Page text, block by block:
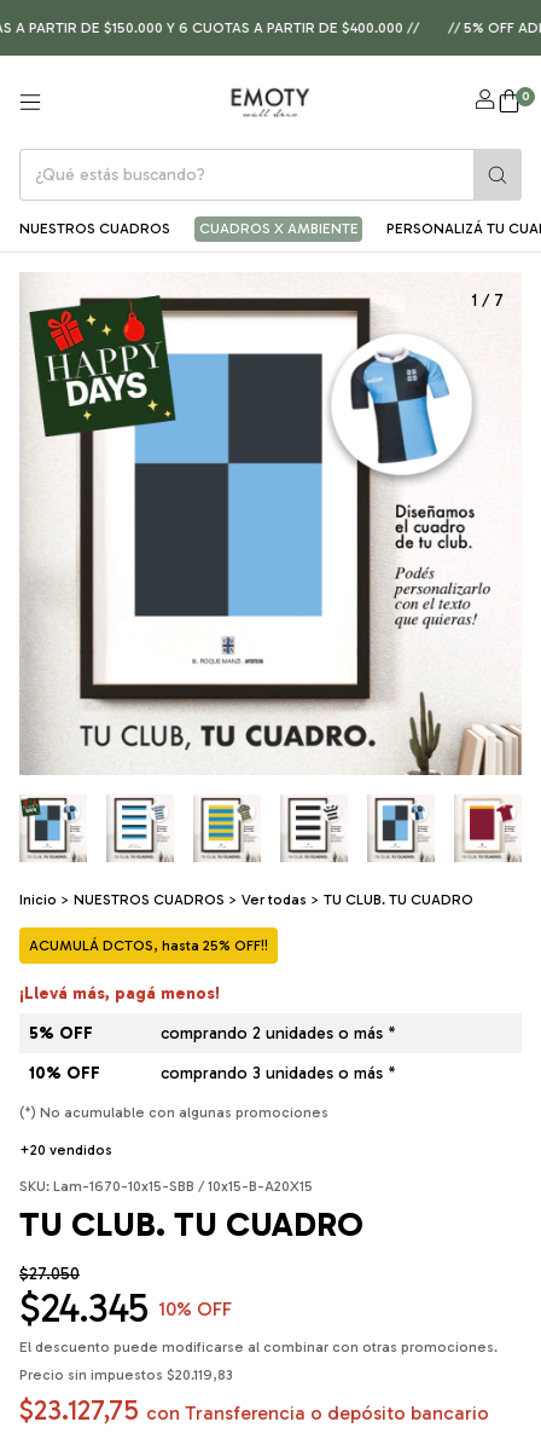
DE $150.000 Y 6 CUOTAS A PARTIR DE $400.000 // // 5% OFF
0
NUESTROS CUADROS CUADROS X AMBIENTE PERSONALIZÁ TU
1 / 7
Inicio > NUESTROS CUADROS > Ver todas > TU CLUB. TU CUADRO
ACUMULÁ DCTOS, hasta 25% OFF!!
¡Llevá más, pagá menos!
5% OFF
comprando 2 unidades o más *
10% OFF
comprando 3 unidades o más *
(*) No acumulable con algunas promociones
+20 vendidos
SKU: Lam-1670-10x15-SBB / 10x15-B-A20X15
TU CLUB. TU CUADRO
$27.050
$24.345 10% OFF
El descuento puede modificarse al combinar con otras promociones.
Precio sin impuestos $20.119,83
$23.127,75 con Transferencia o depósito bancario